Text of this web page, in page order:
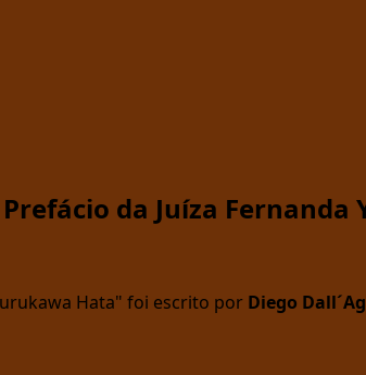
da Juíza Fernanda
Hata" foi escrito por Diego